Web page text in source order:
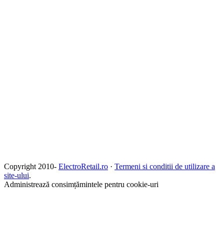
Copyright 2010- ElectroRetail.ro · Termeni si conditii de utilizare a
site-ului.
Administrează consimțămintele pentru cookie-uri